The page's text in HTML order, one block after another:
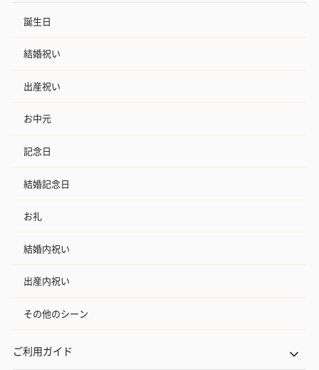
誕生日
結婚祝い
出産祝い
お中元
記念日
結婚記念日
お礼
結婚内祝い
出産内祝い
その他のシーン
ご利用ガイド